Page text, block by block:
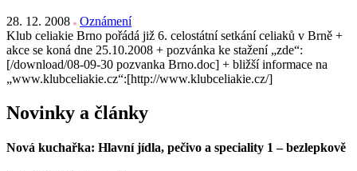
28. 12. 2008
Oznámení
Klub celiakie Brno pořádá již 6. celostátní setkání celiaků v Brně +
akce se koná dne 25.10.2008 + pozvánka ke stažení „zde“:
[/download/08-09-30 pozvanka Brno.doc] + bližší informace na
„www.klubceliakie.cz“:[http://www.klubceliakie.cz/]
Novinky a články
Nová kuchařka: Hlavní jídla, pečivo a speciality 1 – bezlepkově